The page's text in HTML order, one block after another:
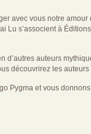
avec vous notre
Lu s’associent à
d’autres auteurs
découvrirez les auteurs
Pygma et vous